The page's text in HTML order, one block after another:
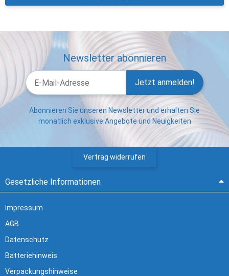
Newsletter abonnieren
Jetzt anmelden!
Abonnieren Sie unseren Newsletter und erhalten Sie
monatlich exklusive Angebote und Neuigkeiten
Vertrag widerrufen
Gesetzliche Informationen
Impressum
AGB
Datenschutz
Batteriehinweis
Verpackungshinweise